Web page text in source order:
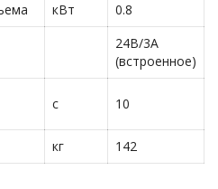
кВт 0.8
24В/3А
(встроенное)
c 10
кг 142